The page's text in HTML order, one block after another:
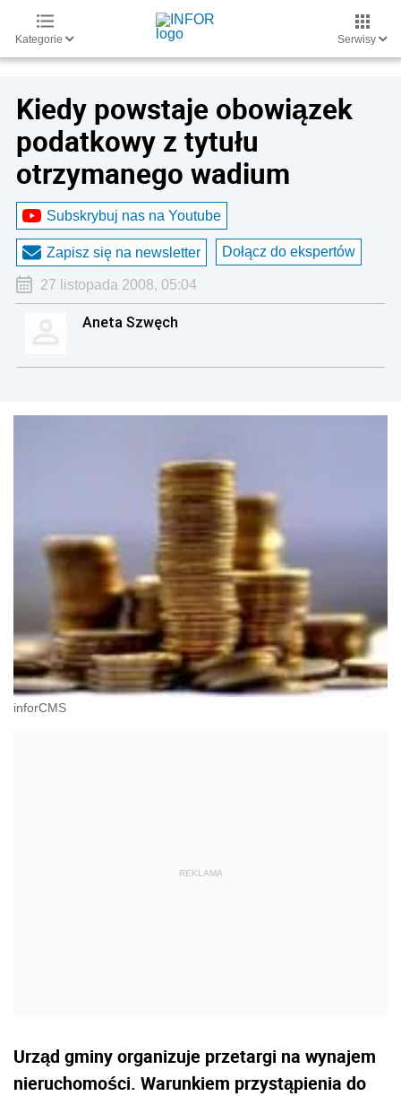
Kategorie Serwisy
Kiedy powstaje obowiązek
podatkowy z tytułu
otrzymanego wadium
Subskrybuj nas na Youtube
Zapisz się na newsletter Dołącz do ekspertów
27 listopada 2008, 05:04
Aneta Szwęch
inforCMS
Urząd gminy organizuje przetargi na wynajem
nieruchomości. Warunkiem przystąpienia do